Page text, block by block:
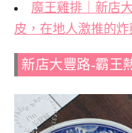
魔王雞排｜新店
皮，在地人激推的
新店大豐路-霸王